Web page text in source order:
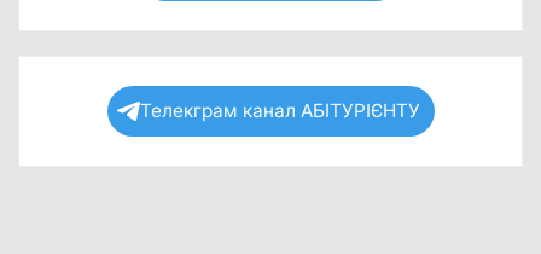
Телекграм канал АБІТУРІЄНТУ